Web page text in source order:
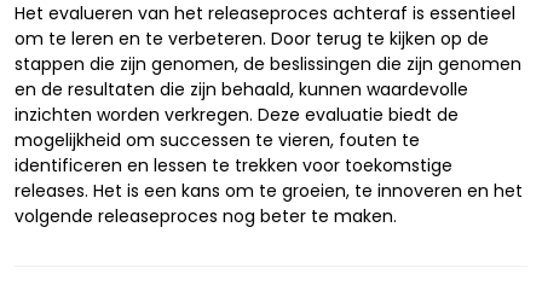
Het evalueren van het releaseproces achteraf is essentieel
om te leren en te verbeteren. Door terug te kijken op de
stappen die zijn genomen, de beslissingen die zijn genomen
en de resultaten die zijn behaald, kunnen waardevolle
inzichten worden verkregen. Deze evaluatie biedt de
mogelijkheid om successen te vieren, fouten te
identificeren en lessen te trekken voor toekomstige
releases. Het is een kans om te groeien, te innoveren en het
volgende releaseproces nog beter te maken.